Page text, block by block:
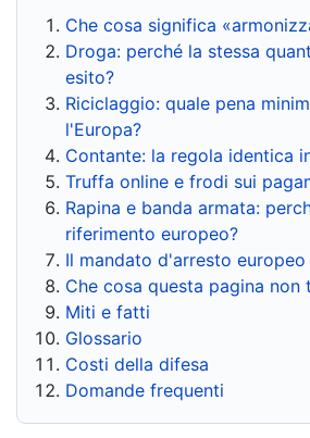
Che cosa significa
Droga: perché la stessa
esito?
Riciclaggio: quale pena
l'Europa?
Contante: la regola identica
Truffa online e frodi sui
Rapina e banda armata:
riferimento europeo?
Il mandato d'arresto europeo
Che cosa questa pagina non
Miti e fatti
Glossario
Costi della difesa
Domande frequenti